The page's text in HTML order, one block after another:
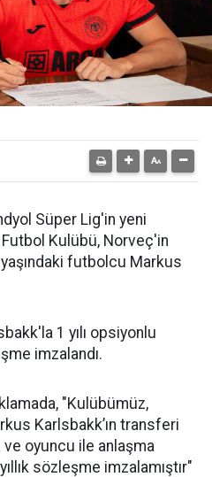
Süper Lig'in yeni
Kulübü, Norveç'in
futbolcu Markus
1 yılı opsiyonlu
imzalandı.
"Kulübümüz,
Karlsbakk’ın transferi
oyuncu ile anlaşma
sözleşme imzalamıştır"